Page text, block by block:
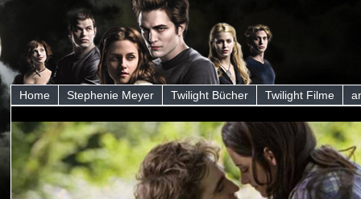
Home Stephenie Meyer Twilight Bücher Twilight Filme